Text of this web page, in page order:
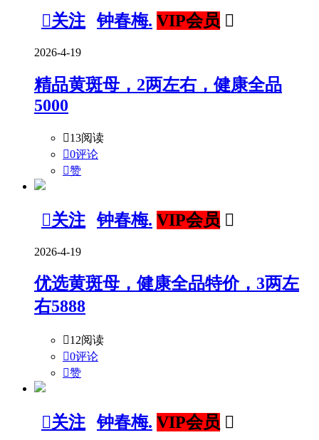
关注 钟春梅. VIP会员 
2026-4-19
精品黄斑母，2两左右，健康全品
5000
13阅读
0评论
赞
关注 钟春梅. VIP会员 
2026-4-19
优选黄斑母，健康全品特价，3两左
右5888
12阅读
0评论
赞
关注 钟春梅. VIP会员 